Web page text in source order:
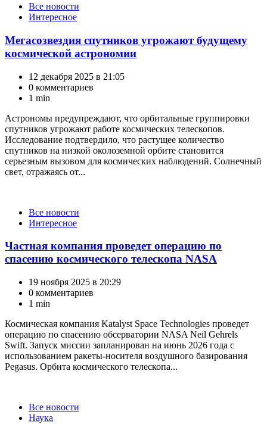
КатегорииВсе новости
Интересное
Мегасозвездия спутников угрожают будущему
космической астрономии
12 декабря 2025 в 21:05
0 комментариев
1 min
Астрономы предупреждают, что орбитальные группировки
спутников угрожают работе космических телескопов.
Исследование подтвердило, что растущее количество
спутников на низкой околоземной орбите становится
серьезным вызовом для космических наблюдений. Солнечный
свет, отражаясь от...
КатегорииВсе новости
Интересное
Частная компания проведет операцию по
спасению космического телескопа NASA
19 ноября 2025 в 20:29
0 комментариев
1 min
Космическая компания Katalyst Space Technologies проведет
операцию по спасению обсерватории NASA Neil Gehrels
Swift. Запуск миссии запланирован на июнь 2026 года с
использованием ракеты-носителя воздушного базирования
Pegasus. Орбита космического телескопа...
КатегорииВсе новости
Наука